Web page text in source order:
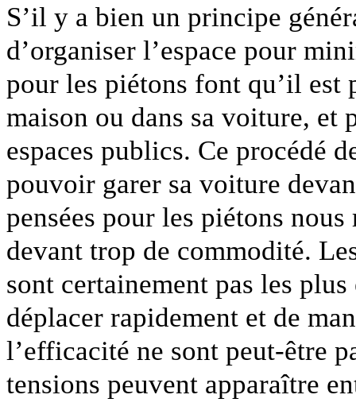
S’il y a bien un principe
d’organiser l’espace pour
pour les piétons font qu’il est
maison ou dans sa voiture, et
espaces publics. Ce procédé
pouvoir garer sa voiture
pensées pour les piétons
devant trop de commodité.
sont certainement pas les
déplacer rapidement et de
l’efficacité ne sont peut-être
tensions peuvent apparaître